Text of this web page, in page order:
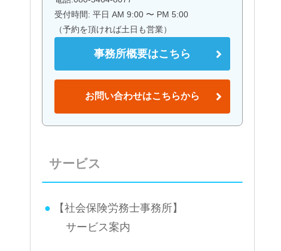
受付時間: 平日 AM 9:00 〜 PM 5:00
（予約を頂ければ土日も営業）
事務所概要はこちら
お問い合わせはこちらから
サービス
【社会保険労務士事務所】
サービス案内